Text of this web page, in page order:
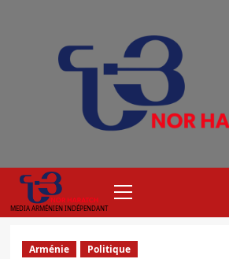
MEDIA ARMÉNIEN INDÉPENDANT
principal
Arménie Politique